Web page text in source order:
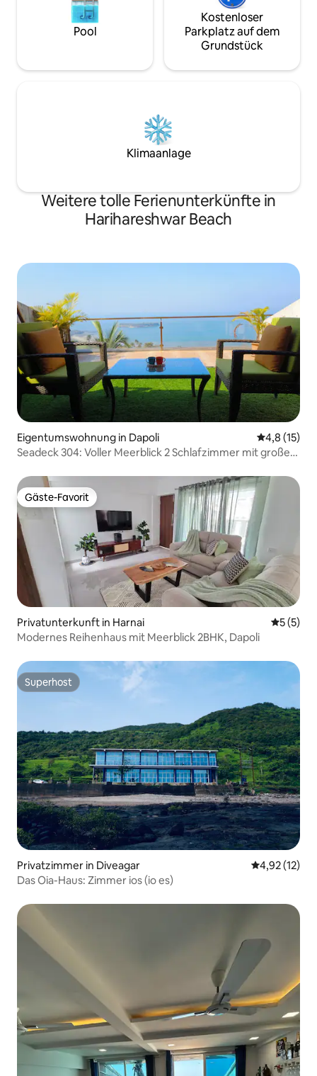
Pool
Kostenloser
Parkplatz auf dem
Grundstück
Klimaanlage
Weitere tolle Ferienunterkünfte in
Harihareshwar Beach
Eigentumswohnung in Dapoli
4,8 (15)
Seadeck 304: Voller Meerblick 2 Schlafzimmer mit großer
Gäste-Favorit
Gäste-Favorit
Privatunterkunft in Harnai
5 (5)
Modernes Reihenhaus mit Meerblick 2BHK, Dapoli
Superhost
Superhost
Privatzimmer in Diveagar
4,92 (12)
Das Oia-Haus: Zimmer ios (io es)